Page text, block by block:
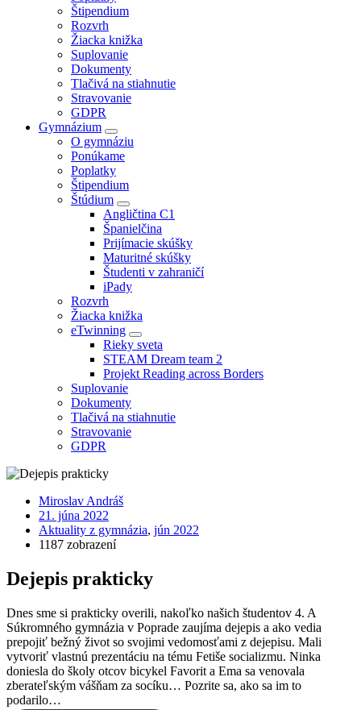
Štipendium
Rozvrh
Žiacka knižka
Suplovanie
Dokumenty
Tlačivá na stiahnutie
Stravovanie
GDPR
Gymnázium
O gymnáziu
Ponúkame
Poplatky
Štipendium
Štúdium
Angličtina C1
Španielčina
Prijímacie skúšky
Maturitné skúšky
Študenti v zahraničí
iPady
Rozvrh
Žiacka knižka
eTwinning
Rieky sveta
STEAM Dream team 2
Projekt Reading across Borders
Suplovanie
Dokumenty
Tlačivá na stiahnutie
Stravovanie
GDPR
Miroslav Andráš
21. júna 2022
Aktuality z gymnázia, jún 2022
1187 zobrazení
Dejepis prakticky
Dnes sme si prakticky overili, nakoľko našich študentov 4. A
Súkromného gymnázia v Poprade zaujíma dejepis a ako vedia
prepojiť bežný život so svojimi vedomosťami z dejepisu. Mali
vytvoriť vlastnú prezentáciu na tému Fetiše socializmu. Ninka
doniesla do školy otcov bicykel Favorit a Ema sa venovala
zberateľským vášňam za socíku… Pozrite sa, ako sa im to
podarilo…